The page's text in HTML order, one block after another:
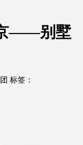
——别墅
标签：